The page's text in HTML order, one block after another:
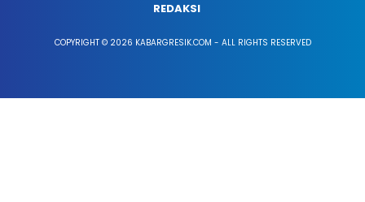
REDAKSI
COPYRIGHT © 2026 KABARGRESIK.COM - ALL RIGHTS RESERVED